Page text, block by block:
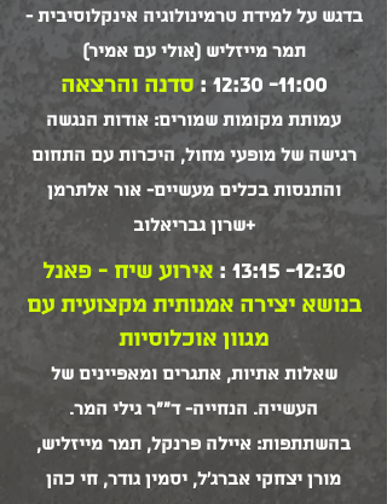
בדגש על למידת טרמינולוגיה אינקלוסיבית -
תמר מייזליש (אולי עם אמיר)
11:00- 12:30 : סדנה והרצאה
עמותת מקומות שמורים: אודות הנגשה
רגישה של מופעי מחול, היכרות עם התחום
והתנסות בכלים מעשיים- אור אלתרמן
+שרון גבריאלוב
12:30- 13:15 :
אירוע שיח - פאנל
בנושא יצירה אמנותית מקצועית עם
מגוון אוכלוסיות
שאלות אתיות, אתגרים ומאפיינים של
העשייה. הנחייה- ד""ר גילי המר.
בהשתתפות: איילה פרנקל, תמר מייזליש,
מורן יצחקי אברג'ל, יסמין גודר, חי כהן